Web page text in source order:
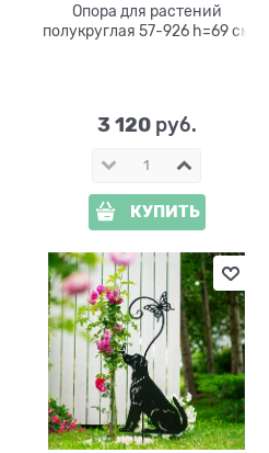
Опора для растений
полукруглая 57-926 h=69 см
3 120 руб.
КУПИТЬ